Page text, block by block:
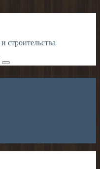
строительства